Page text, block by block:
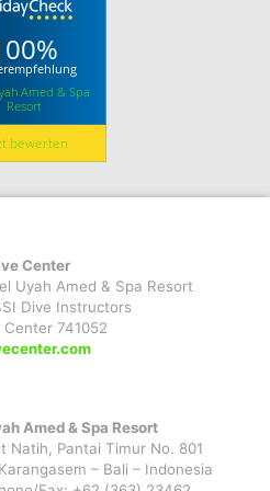
Amed & Spa
Resort
bewerten
Center
Uyah Amed & Spa Resort
Dive Instructors
Center 741052
Amed & Spa Resort
Natih, Pantai Timur No. 801
– Bali – Indonesia